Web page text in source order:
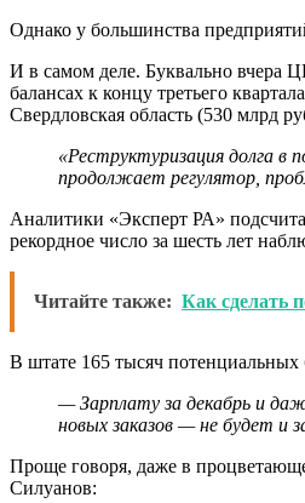
Однако у большинства
И в самом деле. Буквально вчера
балансах к концу третьего
Свердловская область (530 млрд
«Реструктуризация долга в
продолжает регулятор,
Аналитики «Эксперт РА»
рекордное число за шесть лет
Читайте также: Как сделать
В штате 165 тысяч потенциальных
— Зарплату за декабрь и
новых заказов — не будет
Проще говоря, даже в
Силуанов: